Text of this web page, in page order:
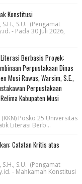
Konstitusi
S.U. (Pengamat
- Pada 30 Juli 2026,
Berbasis Proyek:
Perpustakaan Dinas
Musi Rawas, Warsim, S.E.,
Perpustakaan
Kabupaten Musi
Posko 25 Universitas
Literasi Berb...
Catatan Kritis atas
S.U. (Pengamat
- Mahkamah Konstitusi